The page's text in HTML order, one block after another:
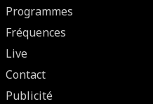
Programmes
Fréquences
Live
Contact
Publicité